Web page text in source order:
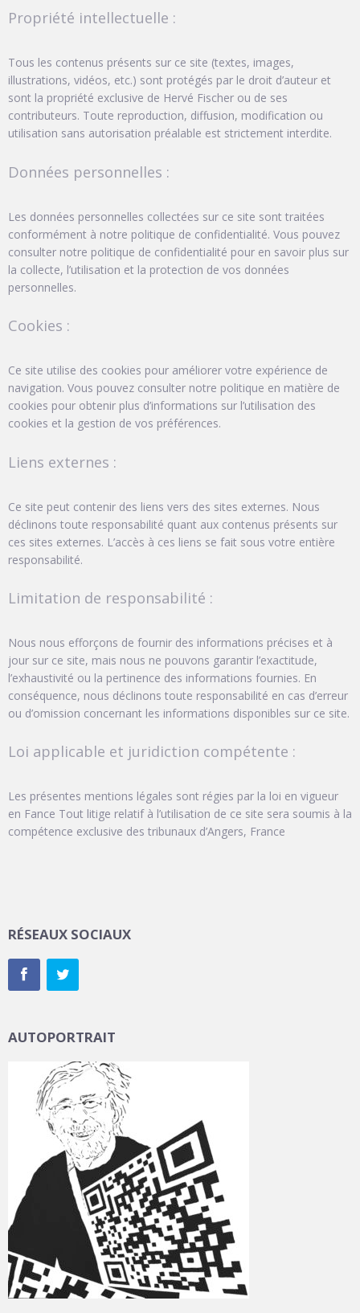
Propriété intellectuelle :
Tous les contenus présents sur ce site (textes, images,
illustrations, vidéos, etc.) sont protégés par le droit d’auteur et
sont la propriété exclusive de Hervé Fischer ou de ses
contributeurs. Toute reproduction, diffusion, modification ou
utilisation sans autorisation préalable est strictement interdite.
Données personnelles :
Les données personnelles collectées sur ce site sont traitées
conformément à notre politique de confidentialité. Vous pouvez
consulter notre politique de confidentialité pour en savoir plus sur
la collecte, l’utilisation et la protection de vos données
personnelles.
Cookies :
Ce site utilise des cookies pour améliorer votre expérience de
navigation. Vous pouvez consulter notre politique en matière de
cookies pour obtenir plus d’informations sur l’utilisation des
cookies et la gestion de vos préférences.
Liens externes :
Ce site peut contenir des liens vers des sites externes. Nous
déclinons toute responsabilité quant aux contenus présents sur
ces sites externes. L’accès à ces liens se fait sous votre entière
responsabilité.
Limitation de responsabilité :
Nous nous efforçons de fournir des informations précises et à
jour sur ce site, mais nous ne pouvons garantir l’exactitude,
l’exhaustivité ou la pertinence des informations fournies. En
conséquence, nous déclinons toute responsabilité en cas d’erreur
ou d’omission concernant les informations disponibles sur ce site.
Loi applicable et juridiction compétente :
Les présentes mentions légales sont régies par la loi en vigueur
en Fance Tout litige relatif à l’utilisation de ce site sera soumis à la
compétence exclusive des tribunaux d’Angers, France
RÉSEAUX SOCIAUX
AUTOPORTRAIT